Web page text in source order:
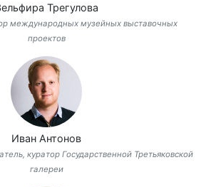
Трегулова
международных музейных выставочных
проектов
Иван Антонов
куратор Государственной Третьяковской
галереи